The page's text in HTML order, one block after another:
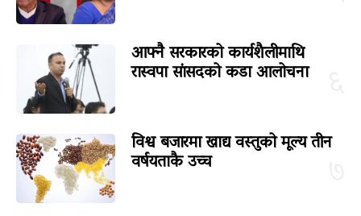
आफ्नै सरकारको कार्यशैलीमाथि
रास्वपा सांसदको कडा आलोचना
विश्व बजारमा खाद्य वस्तुको मूल्य तीन
वर्षयताकै उच्च